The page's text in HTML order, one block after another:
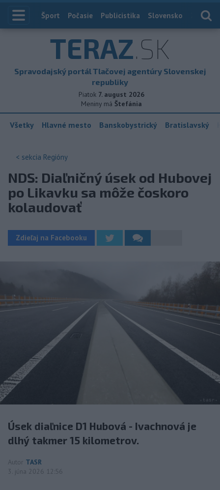
Index
Šport Počasie Publicistika Slovensko
TERAZ.SK
Spravodajský portál Tlačovej agentúry Slovenskej
republiky
Piatok 7. august 2026
Meniny má Štefánia
Všetky Hlavné mesto Banskobystrický Bratislavský
< sekcia Regióny
NDS: Diaľničný úsek od Hubovej
po Likavku sa môže čoskoro
kolaudovať
Zdieľaj na Facebooku
Úsek diaľnice D1 Hubová - Ivachnová je
dlhý takmer 15 kilometrov.
Autor TASR
3. júna 2026 12:56